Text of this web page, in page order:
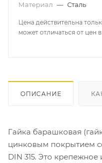
Материал — Сталь
Цена действительна
может отличаться от цен
ОПИСАНИЕ
Гайка барашковая
цинковым покрытием
DIN 315. Это крепежное